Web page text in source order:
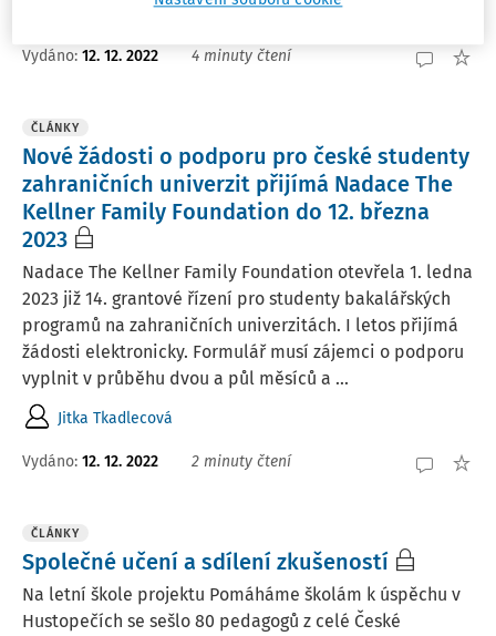
Jitka Tkadlecová
Vydáno: 12. 12. 2022 4 minuty čtení
ČLÁNKY
Nové žádosti o podporu pro české studenty
zahraničních univerzit přijímá Nadace The
Kellner Family Foundation do 12. března
2023
Nadace The Kellner Family Foundation otevřela 1. ledna
2023 již 14. grantové řízení pro studenty bakalářských
programů na zahraničních univerzitách. I letos přijímá
žádosti elektronicky. Formulář musí zájemci o podporu
vyplnit v průběhu dvou a půl měsíců a ...
Jitka Tkadlecová
Vydáno: 12. 12. 2022 2 minuty čtení
ČLÁNKY
Společné učení a sdílení zkušeností
Na letní škole projektu Pomáháme školám k úspěchu v
Hustopečích se sešlo 80 pedagogů z celé České